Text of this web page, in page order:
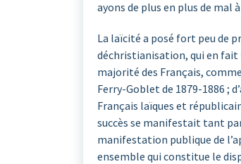
ayons de plus en plus de mal
La laïcité a posé fort peu de
déchristianisation, qui en fait
majorité des Français,
Ferry-Goblet de 1879-1886 ;
Français laïques et
succès se manifestait tant
manifestation publique de
ensemble qui constitue le